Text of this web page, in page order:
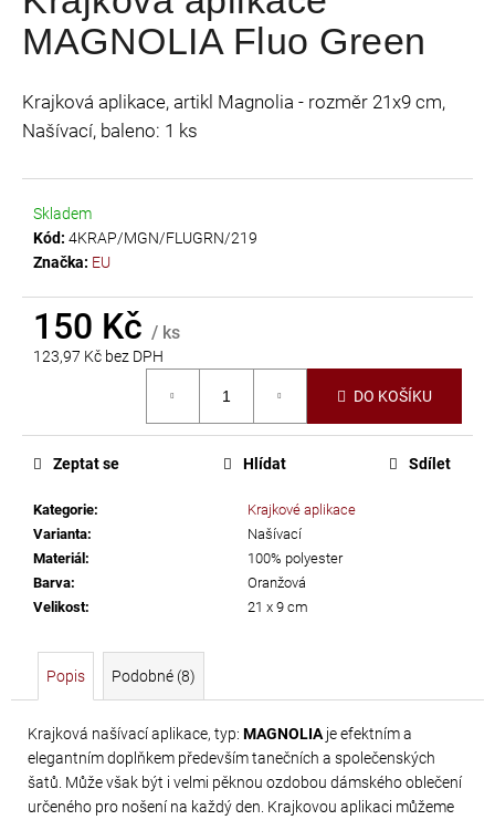
je
0,0
hvězdiček.
MAGNOLIA Fluo Green
Krajková aplikace, artikl Magnolia - rozměr 21x9 cm,
Našívací, baleno: 1 ks
Skladem
Kód: 4KRAP/MGN/FLUGRN/219
Značka: EU
150 Kč / ks
123,97 Kč bez DPH
DO KOŠÍKU
Kategorie:
Krajkové aplikace
Varianta:
Našívací
Materiál:
100% polyester
Barva:
Oranžová
Velikost: 21 x 9 cm
Zeptat se Hlídat Sdílet
Popis Podobné (8)
Krajková našívací aplikace, typ: MAGNOLIA je efektním a
elegantním doplňkem především tanečních a společenských
šatů. Může však být i velmi pěknou ozdobou dámského oblečení
určeného pro nošení na každý den. Krajkovou aplikaci můžeme
a
j
t
?
D
o
č
u
e
m
BARBADOS
DÉLKA
30